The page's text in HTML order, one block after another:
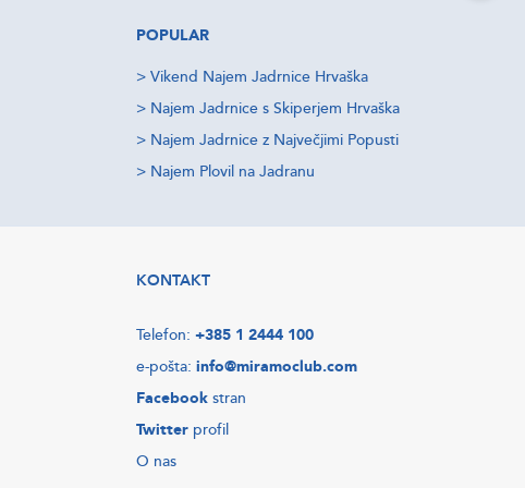
POPULAR
> Vikend Najem Jadrnice Hrvaška
> Najem Jadrnice s Skiperjem Hrvaška
> Najem Jadrnice z Največjimi Popusti
> Najem Plovil na Jadranu
KONTAKT
Telefon: +385 1 2444 100
e-pošta: info@miramoclub.com
Facebook stran
Twitter profil
O nas